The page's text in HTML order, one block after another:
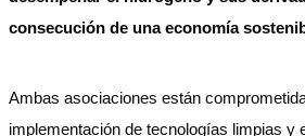
consecución de una economía
Ambas asociaciones están
implementación de tecnologías limpias y